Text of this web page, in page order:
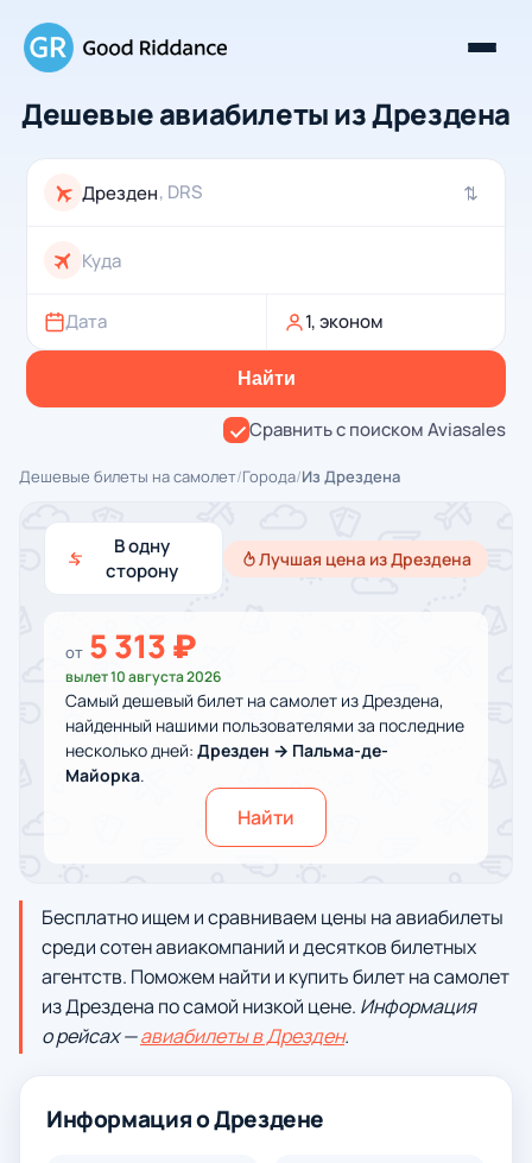
Дешевые авиабилеты из Дрездена
, DRS ⇄
Дата 1, эконом
Найти
Сравнить с поиском Aviasales
Дешевые билеты на самолет/Города/Из Дрездена
В одну
сторону
Лучшая цена из Дрездена
от 5 313 ₽
вылет 10 августа 2026
Самый дешевый билет на самолет из Дрездена,
найденный нашими пользователями за последние
несколько дней: Дрезден → Пальма-де-
Майорка.
Найти
Бесплатно ищем и сравниваем цены на авиабилеты
среди сотен авиакомпаний и десятков билетных
агентств. Поможем найти и купить билет на самолет
из Дрездена по самой низкой цене. Информация
о рейсах —авиабилеты в Дрезден.
Информация о Дрездене